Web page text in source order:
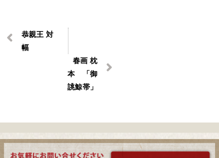
恭親王 対
幅
春画 枕
本 「御
誂鯨帯」